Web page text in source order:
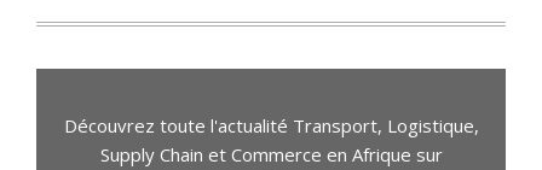
Découvrez toute l'actualité Transport, Logistique,
Supply Chain et Commerce en Afrique sur